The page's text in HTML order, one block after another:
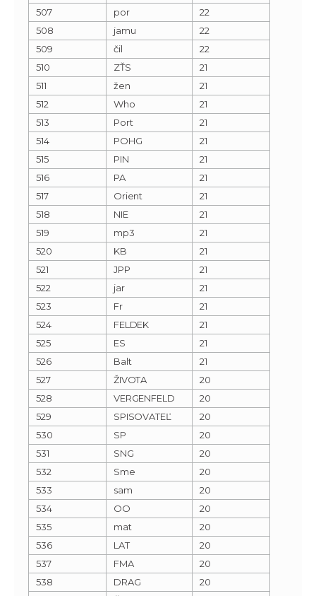
507
por
22
508
jamu
22
509
čil
22
510
ZŤS
21
511
žen
21
512
Who
21
513
Port
21
514
POHG
21
515
PIN
21
516
PA
21
517
Orient
21
518
NIE
21
519
mp3
21
520
KB
21
521
JPP
21
522
jar
21
523
Fr
21
524
FELDEK
21
525
ES
21
526
Balt
21
527
ŽIVOTA
20
528
VERGENFELD
20
529
SPISOVATEĽ
20
530
SP
20
531
SNG
20
532
Sme
20
533
sam
20
534
OO
20
535
mat
20
536
LAT
20
537
FMA
20
538
DRAG
20